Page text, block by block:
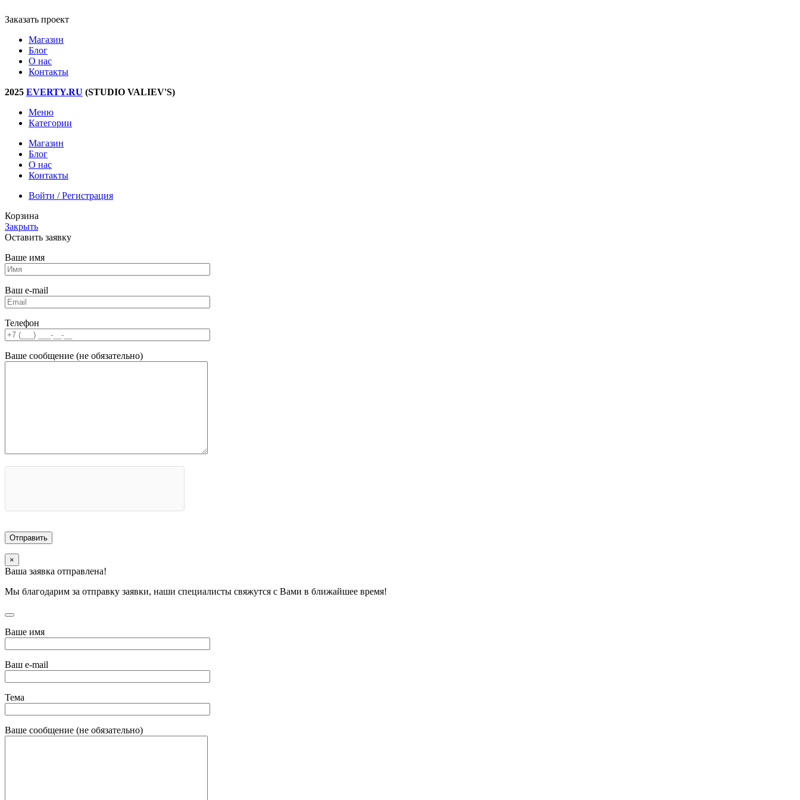
Заказать проект
Магазин
Блог
О нас
Контакты
2025 EVERTY.RU (STUDIO VALIEV'S)
Меню
Категории
Магазин
Блог
О нас
Контакты
Войти / Регистрация
Корзина
Закрыть
Оставить заявку
Ваше имя
Ваш e-mail
Телефон
Ваше сообщение (не обязательно)
×
Ваша заявка отправлена!
Мы благодарим за отправку заявки, наши специалисты свяжутся с Вами в ближайшее время!
Ваше имя
Ваш e-mail
Тема
Ваше сообщение (не обязательно)